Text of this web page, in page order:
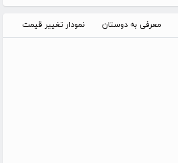
معرفی به دوستان نمودار تغییر قیمت